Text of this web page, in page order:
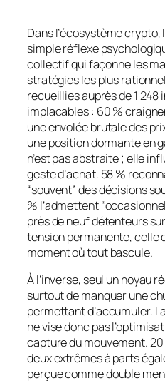
Dans l’écosystème crypto,
simple réflexe
collectif qui façonne les
stratégies les plus
recueillies auprès de 1
implacables : 60 %
une envolée brutale des
une position dormante en
n’est pas abstraite ; elle
geste d’achat. 58 %
“souvent” des décisions
% l’admettent
près de neuf détenteurs
tension permanente, celle
moment où tout bascule.
À l’inverse, seul un noyau
surtout de manquer une
permettant d’accumuler.
ne vise donc pas
capture du mouvement.
deux extrêmes à parts
perçue comme double